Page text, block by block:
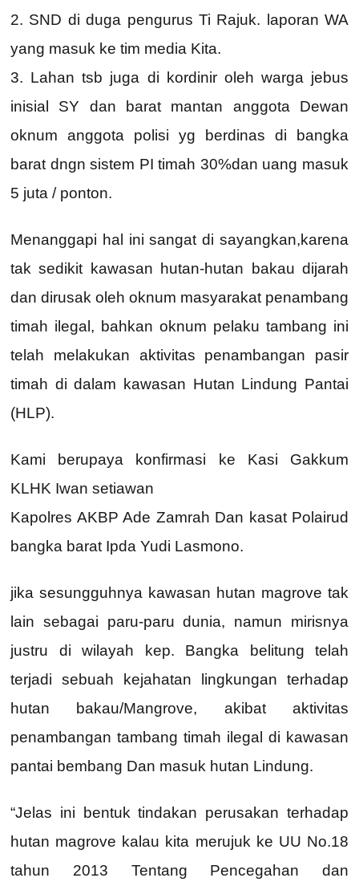
2. SND di duga pengurus Ti Rajuk. laporan WA
yang masuk ke tim media Kita.
3. Lahan tsb juga di kordinir oleh warga jebus
inisial SY dan barat mantan anggota Dewan
oknum anggota polisi yg berdinas di bangka
barat dngn sistem PI timah 30%dan uang masuk
5 juta / ponton.
Menanggapi hal ini sangat di sayangkan,karena
tak sedikit kawasan hutan-hutan bakau dijarah
dan dirusak oleh oknum masyarakat penambang
timah ilegal, bahkan oknum pelaku tambang ini
telah melakukan aktivitas penambangan pasir
timah di dalam kawasan Hutan Lindung Pantai
(HLP).
Kami berupaya konfirmasi ke Kasi Gakkum
KLHK Iwan setiawan
Kapolres AKBP Ade Zamrah Dan kasat Polairud
bangka barat Ipda Yudi Lasmono.
jika sesungguhnya kawasan hutan magrove tak
lain sebagai paru-paru dunia, namun mirisnya
justru di wilayah kep. Bangka belitung telah
terjadi sebuah kejahatan lingkungan terhadap
hutan bakau/Mangrove, akibat aktivitas
penambangan tambang timah ilegal di kawasan
pantai bembang Dan masuk hutan Lindung.
“Jelas ini bentuk tindakan perusakan terhadap
hutan magrove kalau kita merujuk ke UU No.18
tahun 2013 Tentang Pencegahan dan